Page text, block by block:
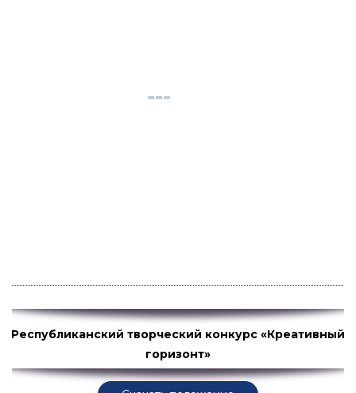
Республиканский творческий конкурс «Креативный
горизонт»